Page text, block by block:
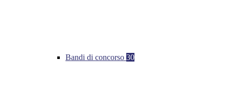
Bandi di concorso 30